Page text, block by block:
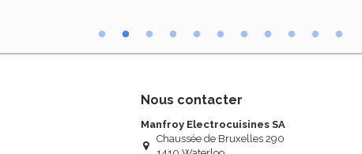
Nous contacter
Manfroy Electrocuisines SA
Chaussée de Bruxelles 290